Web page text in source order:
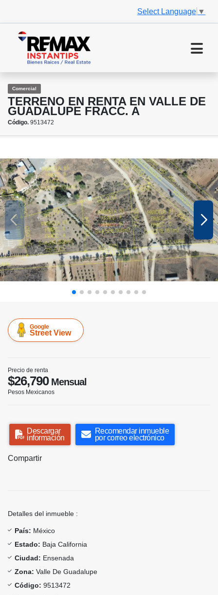
Select Language ▼
Comercial
TERRENO EN RENTA EN VALLE DE
GUADALUPE FRACC. A
Código. 9513472
Google
Street View
Precio de renta
$26,790Mensual
Pesos Mexicanos
Descargar
información
Recomendar inmueble
por correo electrónico
Compartir
Detalles del inmueble :
País: México
Estado: Baja California
Ciudad: Ensenada
Zona: Valle De Guadalupe
Código: 9513472